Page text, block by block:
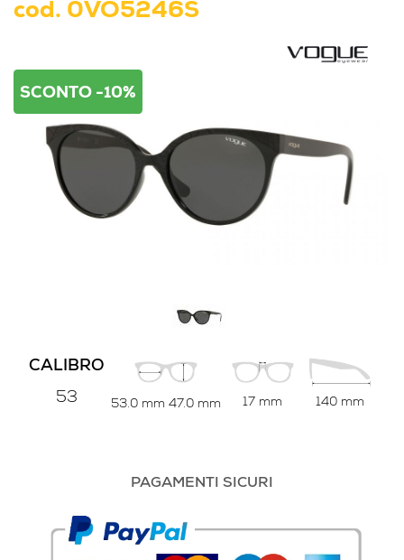
cod. 0VO5246S
SCONTO -10%
CALIBRO
53 53.0 mm47.0 mm 17 mm 140 mm
PAGAMENTI SICURI